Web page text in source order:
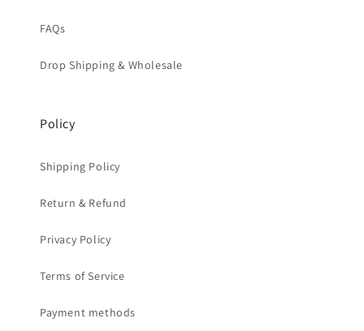
FAQs
Drop Shipping & Wholesale
Policy
Shipping Policy
Return & Refund
Privacy Policy
Terms of Service
Payment methods